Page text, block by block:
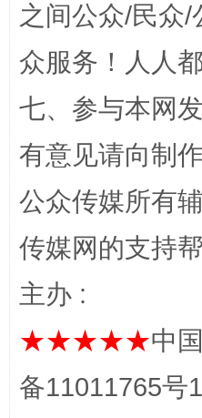
网上购药对药下症
这是一记警钟！
之间公众/民众
众服务！人人
七、参与本网
有意见请向制
公众传媒所有
传媒网的支持
主办 :
★★★★★中
备11011765号